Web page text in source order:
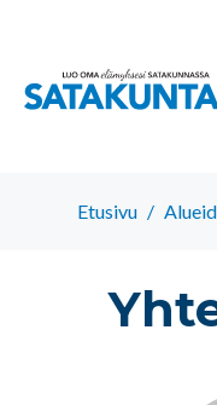
Etusivu /